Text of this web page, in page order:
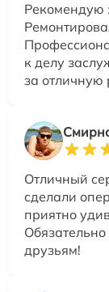
Рекомендую
к делу
за отличную
Отличный
сделали
приятно
друзьям!